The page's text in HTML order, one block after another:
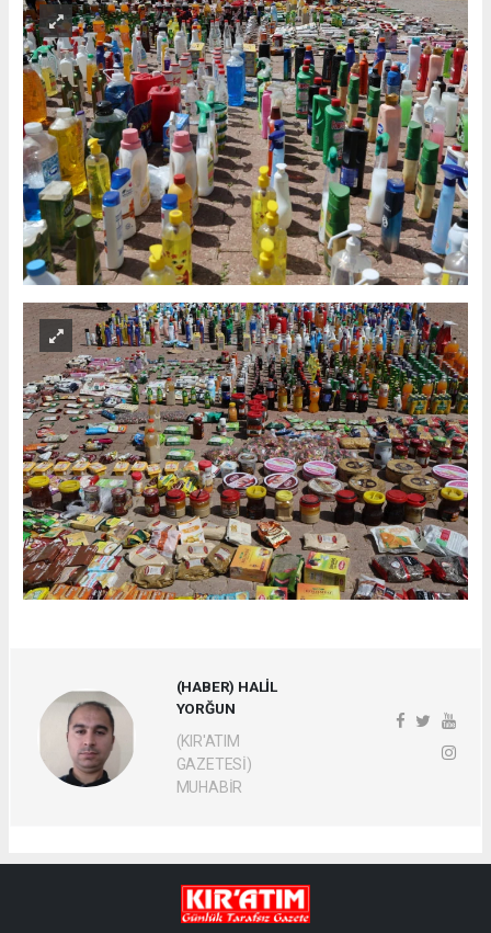
(HABER) HALİL
YORĞUN
(KIR'ATIM
GAZETESİ)
MUHABİR